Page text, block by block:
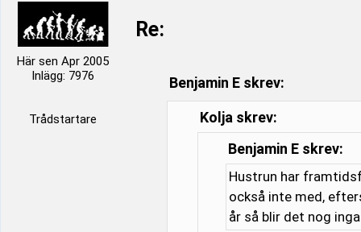
Här sen Apr 2005
Inlägg: 7976
Trådstartare
Re:
Benjamin E skrev:
Kolja skrev:
Benjamin E skrev:
Hustrun har
också inte med,
år så blir det nog